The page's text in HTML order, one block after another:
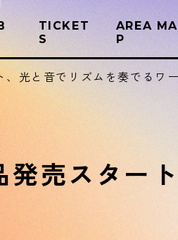
TICKET
S
AREA MA
P
光と音でリズムを奏でるワ
売スター